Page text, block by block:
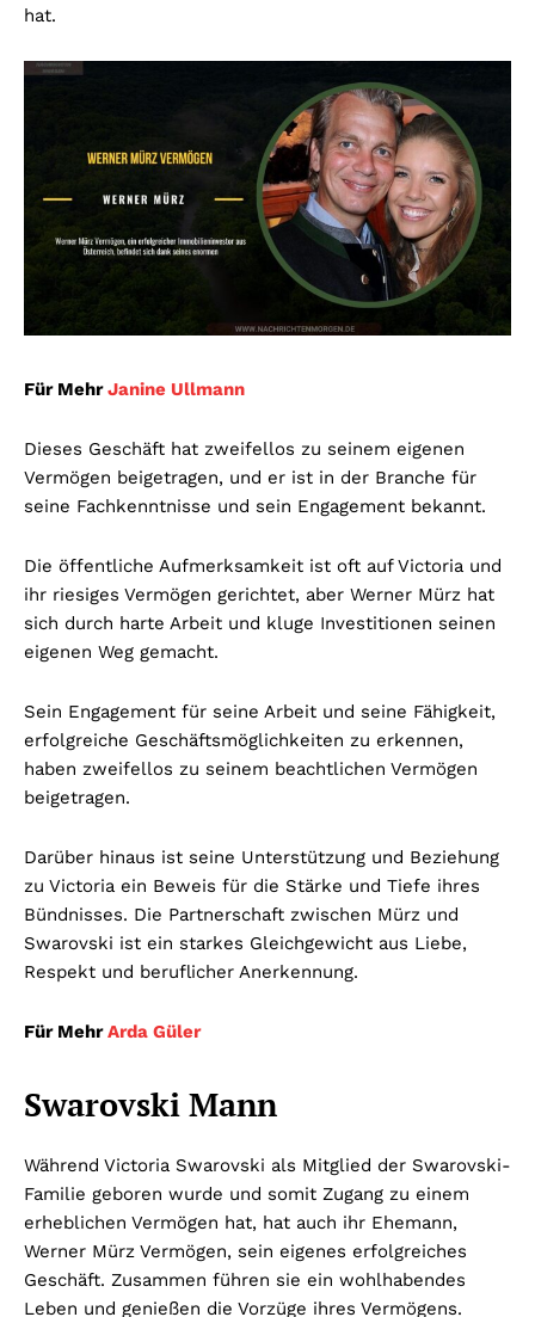
hat.
Für MehrJanine Ullmann
Dieses Geschäft hat zweifellos zu seinem eigenen
Vermögen beigetragen, und er ist in der Branche für
seine Fachkenntnisse und sein Engagement bekannt.
Die öffentliche Aufmerksamkeit ist oft auf Victoria und
ihr riesiges Vermögen gerichtet, aber Werner Mürz hat
sich durch harte Arbeit und kluge Investitionen seinen
eigenen Weg gemacht.
Sein Engagement für seine Arbeit und seine Fähigkeit,
erfolgreiche Geschäftsmöglichkeiten zu erkennen,
haben zweifellos zu seinem beachtlichen Vermögen
beigetragen.
Darüber hinaus ist seine Unterstützung und Beziehung
zu Victoria ein Beweis für die Stärke und Tiefe ihres
Bündnisses. Die Partnerschaft zwischen Mürz und
Swarovski ist ein starkes Gleichgewicht aus Liebe,
Respekt und beruflicher Anerkennung.
Für MehrArda Güler
Swarovski Mann
Während Victoria Swarovski als Mitglied der Swarovski-
Familie geboren wurde und somit Zugang zu einem
erheblichen Vermögen hat, hat auch ihr Ehemann,
Werner Mürz Vermögen, sein eigenes erfolgreiches
Geschäft. Zusammen führen sie ein wohlhabendes
Leben und genießen die Vorzüge ihres Vermögens.